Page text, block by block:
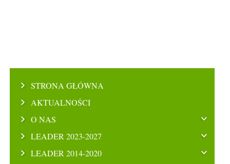
STRONA GŁÓWNA
AKTUALNOŚCI
O NAS
LEADER 2023-2027
LEADER 2014-2020